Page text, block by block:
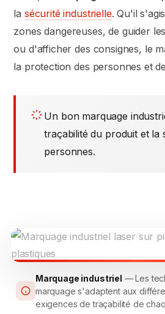
la sécurité industrielle. Qu'il
zones dangereuses, de guider
ou d'afficher des consignes, le
la protection des personnes et
Un bon marquage
traçabilité du produit et la
personnes.
Marquage industriel — Les
marquage s'adaptent aux
exigences de traçabilité de